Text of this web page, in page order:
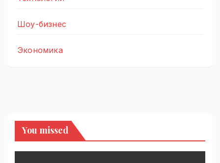
Шоу-бизнес
Экономика
You missed